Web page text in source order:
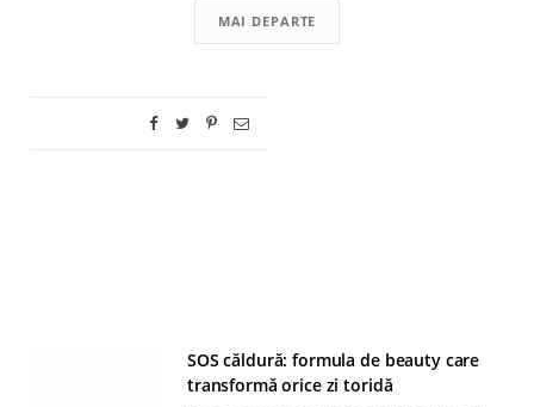
MAI DEPARTE
SOS căldură: formula de beauty care
transformă orice zi toridă